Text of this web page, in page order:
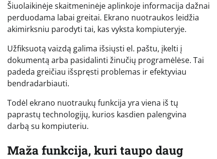
Šiuolaikinėje skaitmeninėje aplinkoje informacija dažnai
perduodama labai greitai. Ekrano nuotraukos leidžia
akimirksniu parodyti tai, kas vyksta kompiuteryje.
Užfiksuotą vaizdą galima išsiųsti el. paštu, įkelti į
dokumentą arba pasidalinti žinučių programėlėse. Tai
padeda greičiau išspręsti problemas ir efektyviau
bendradarbiauti.
Todėl ekrano nuotraukų funkcija yra viena iš tų
paprastų technologijų, kurios kasdien palengvina
darbą su kompiuteriu.
Maža funkcija, kuri taupo daug